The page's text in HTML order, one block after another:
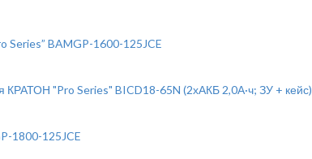
BAMGP-1600-125JCE
"Pro Series" BICD18-65N (2хАКБ 2,0А·ч; ЗУ + кейс)
1800-125JCE